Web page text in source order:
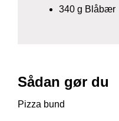
340 g Blåbær
Sådan gør du
Pizza bund